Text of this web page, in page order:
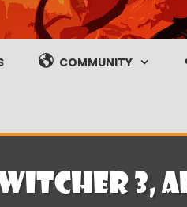
COMMUNITY
Witcher 3,